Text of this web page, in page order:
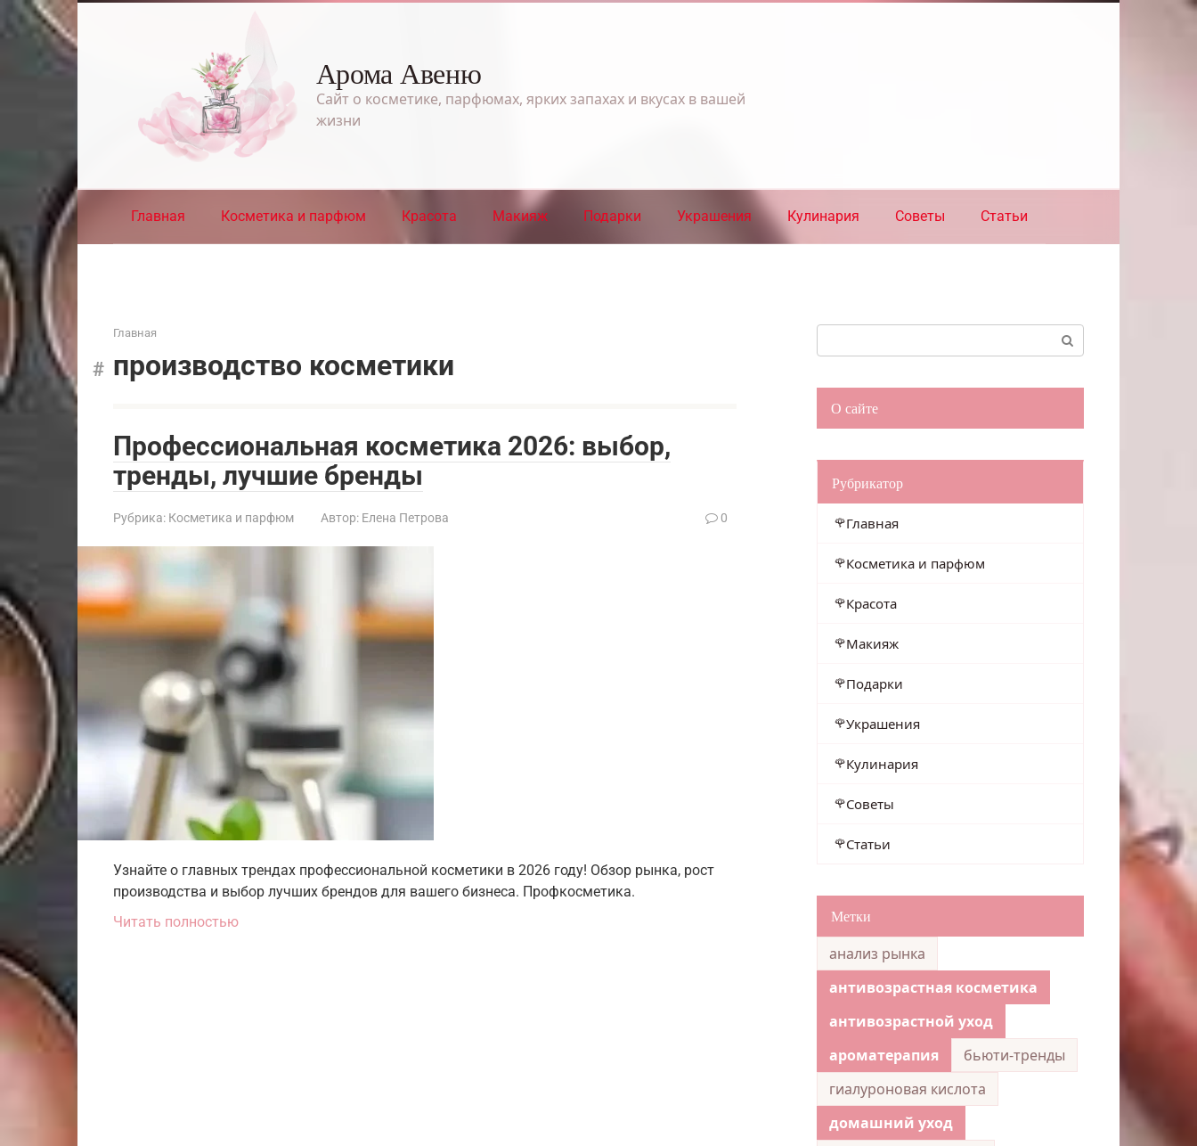
Перейти
к
контенту
Арома Авеню
Сайт о косметике, парфюмах, ярких запахах и вкусах в вашей
жизни
Главная Косметика и парфюм Красота Макияж Подарки Украшения Кулинария Советы Статьи
Главная
производство косметики
Профессиональная косметика 2026: выбор,
тренды, лучшие бренды
Рубрика: Косметика и парфюм Автор: Елена Петрова 0
Узнайте о главных трендах профессиональной косметики в 2026 году! Обзор рынка, рост
производства и выбор лучших брендов для вашего бизнеса. Профкосметика.
Читать полностью
О сайте
Рубрикатор
Главная
Косметика и парфюм
Красота
Макияж
Подарки
Украшения
Кулинария
Советы
Статьи
Метки
анализ рынка
антивозрастная косметика
антивозрастной уход
ароматерапия
бьюти-тренды
гиалуроновая кислота
домашний уход